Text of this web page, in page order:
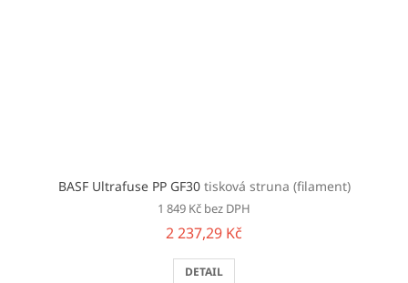
BASF Ultrafuse PP GF30 tisková struna (filament)
1 849 Kč bez DPH
2 237,29 Kč
DETAIL